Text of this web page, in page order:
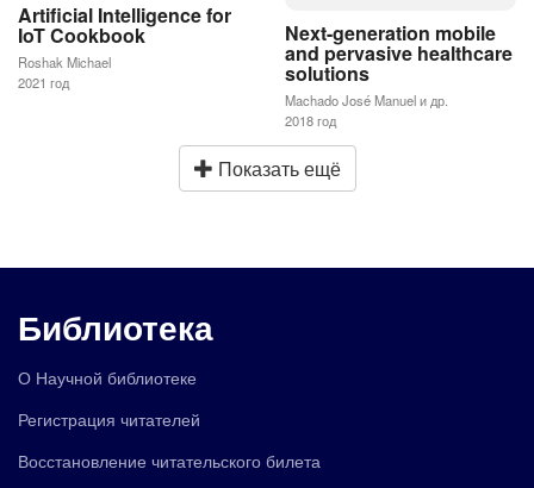
Artificial Intelligence for
IoT Cookbook
Roshak Michael
2021 год
Next-generation mobile
and pervasive healthcare
solutions
Machado José Manuel и др.
2018 год
Показать ещё
Библиотека
О Научной библиотеке
Регистрация читателей
Восстановление читательского билета